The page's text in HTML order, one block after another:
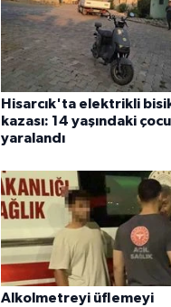
Hisarcık'ta elektrikli
kazası: 14 yaşındaki
yaralandı
Alkolmetreyi üflemeyi